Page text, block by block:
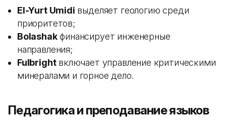
El-Yurt Umidi выделяет геологию среди
приоритетов;
Bolashakфинансирует инженерные
направления;
Fulbrightвключает управление критическими
минералами и горное дело.
Педагогика и преподавание языков